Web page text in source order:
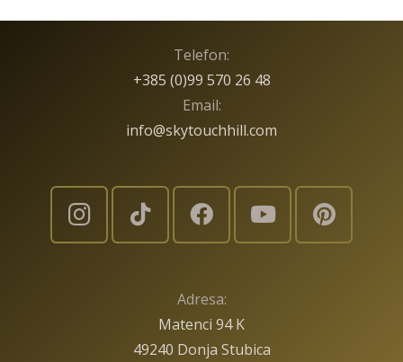
Telefon:
+385 (0)99 570 26 48
Email:
info@skytouchhill.com
Adresa:
Matenci 94 K
49240 Donja Stubica